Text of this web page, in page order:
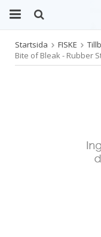
Startsida FISKE
Bite of Bleak - Rubber